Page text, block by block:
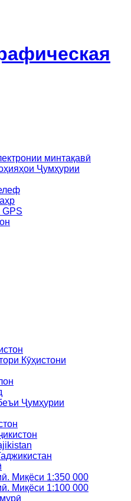
минтақавӣ
Ҷумҳурии
Кӯҳистони
Ҷумҳурии
Миқёси 1:350 000
Миқёси 1:100 000